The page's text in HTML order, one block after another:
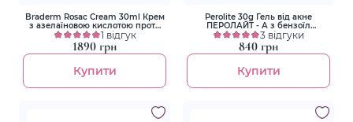
Braderm Rosac Cream 30ml Крем
з азелаїновою кислотою проти
куперозу та розацеа
1 відгук
1890 грн
Купити
Perolite 30g Гель від акне
ПЕРОЛАЙТ - А з бензоїл
пероксидом та адапаленом
3 відгуки
840 грн
Купити